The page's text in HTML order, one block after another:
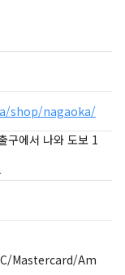
shop/nagaoka/
구에서 나와 도보 1
Mastercard/Am